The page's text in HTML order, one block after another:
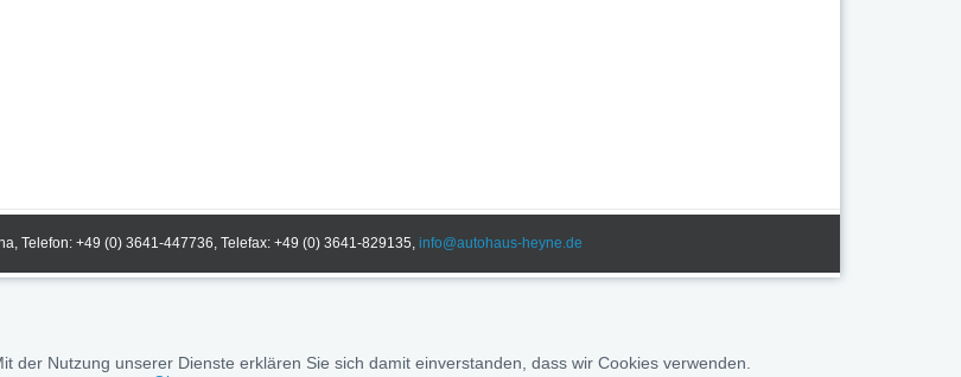
Telefon: +49 (0) 3641-447736, Telefax: +49 (0) 3641-829135, info@autohaus-heyne.de
der Nutzung unserer Dienste erklären Sie sich damit einverstanden, dass wir Cookies verwenden.